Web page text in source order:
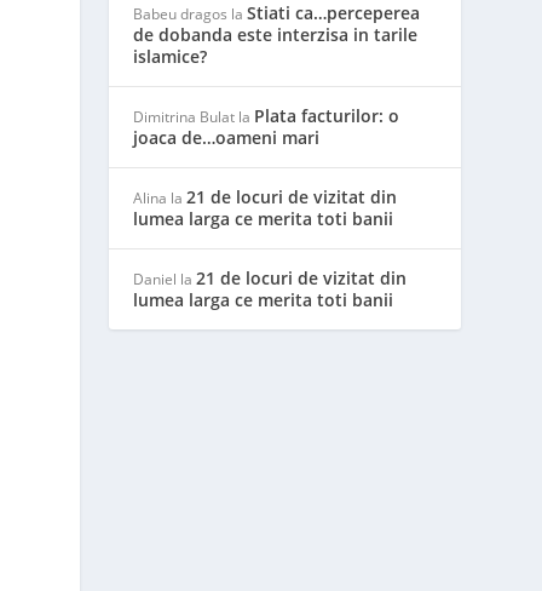
Babeu dragos laStiati ca…perceperea
de dobanda este interzisa in tarile
islamice?
Dimitrina Bulat la Plata facturilor: o
joaca de…oameni mari
Alina la21 de locuri de vizitat din
lumea larga ce merita toti banii
Daniel la21 de locuri de vizitat din
lumea larga ce merita toti banii